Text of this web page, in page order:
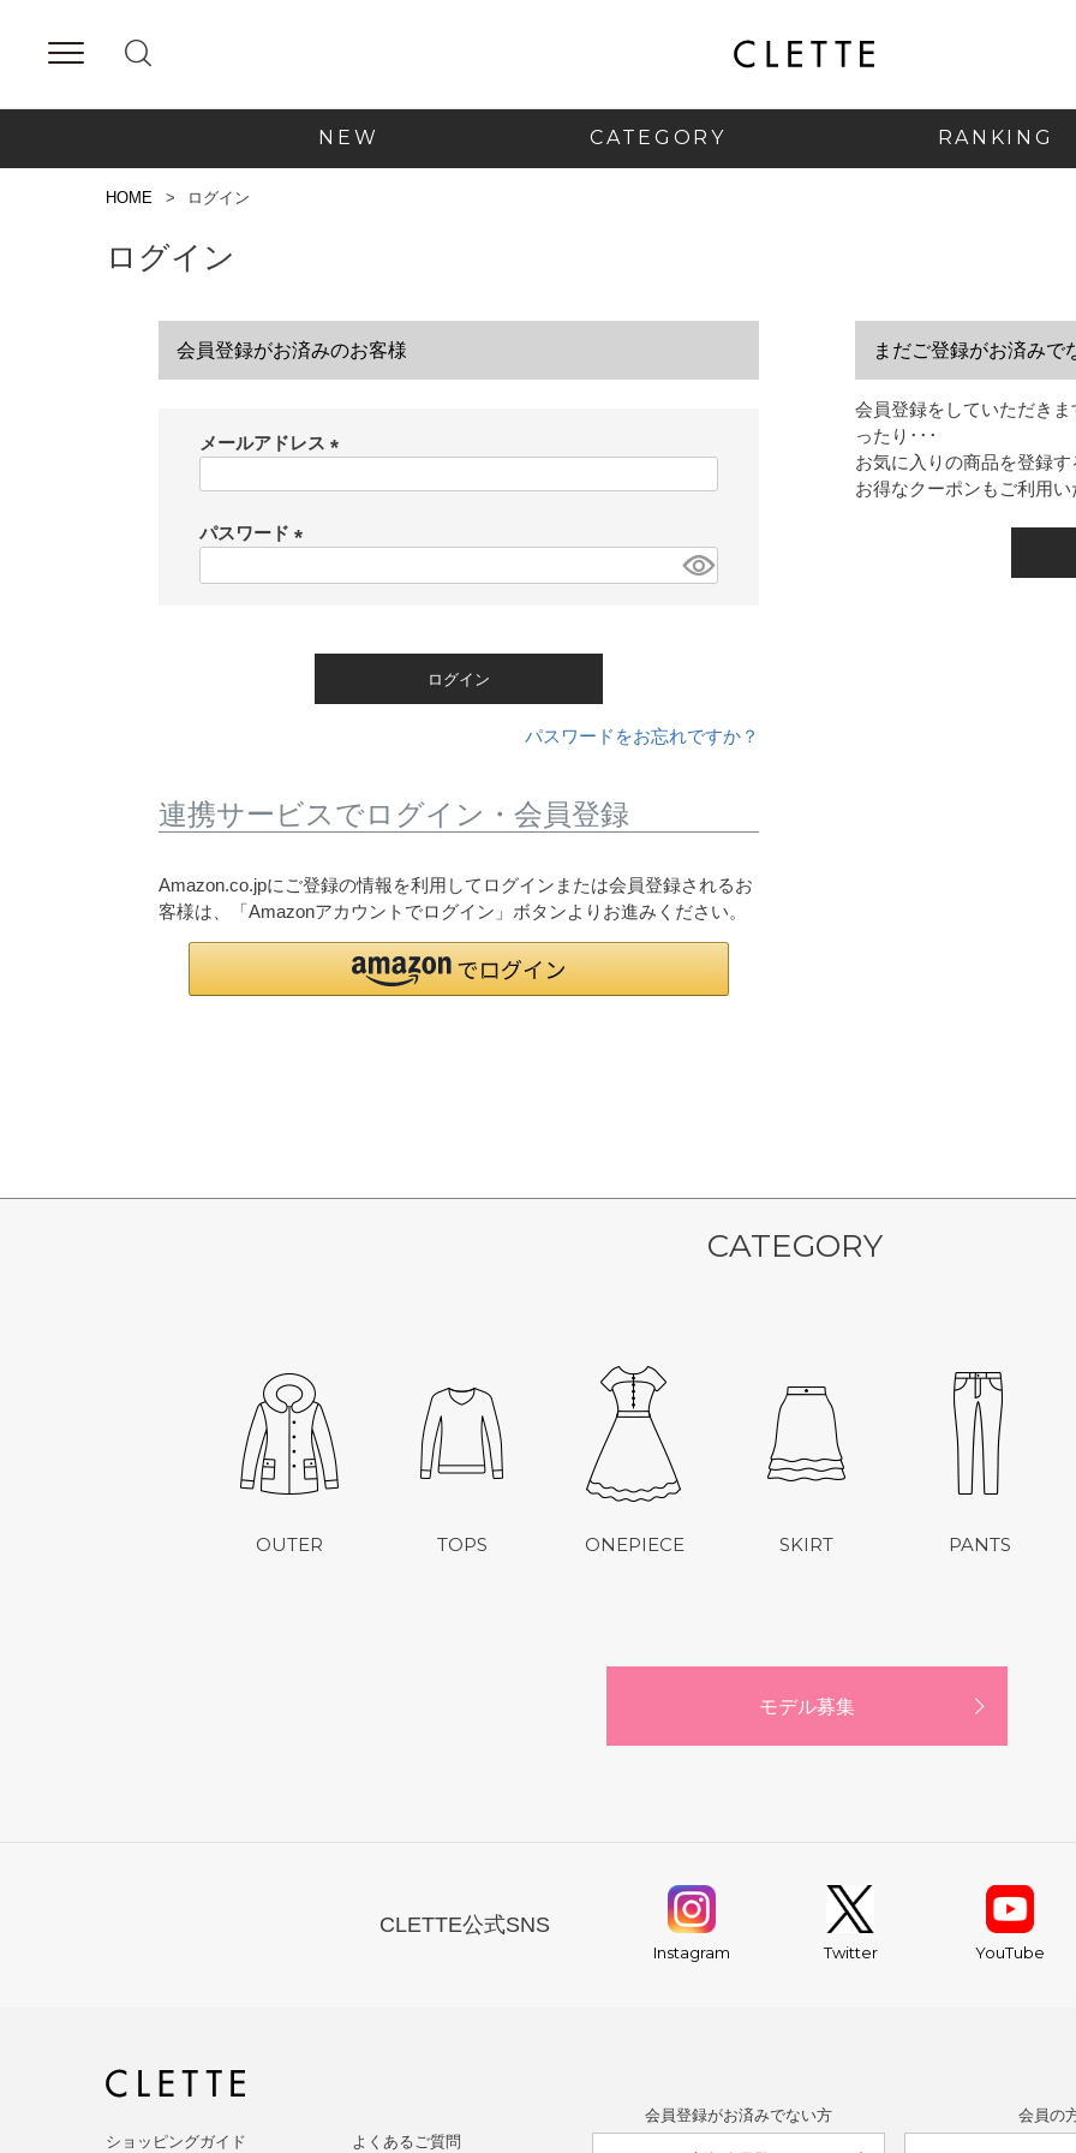
NEW CATEGORY RANKING
HOME ログイン
ログイン
会員登録がお済みのお客様
メールアドレス
パスワード
ログイン
パスワードをお忘れですか？
連携サービスでログイン・会員登録
Amazon.co.jpにご登録の情報を利用してログインまたは会員登録されるお
客様は、「Amazonアカウントでログイン」ボタンよりお進みください。
まだご登録がお済みで
会員登録をしていただき
ったり･･･
お気に入りの商品を登録
お得なクーポンもご利用
CATEGORY
OUTER TOPS ONEPIECE SKIRT PANTS
モデル募集
CLETTE公式SNS
Instagram Twitter YouTube
会員登録がお済みでない方 会員の
ショッピングガイド よくあるご質問